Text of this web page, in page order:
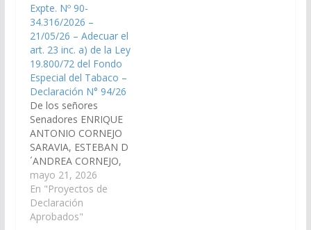
automática y
directamente los
recursos del Fondo
Especial del Tabaco
que la Secretaría de
Agroindustria del
Ministerio de
Producción y Trabajo…
Expte. Nº 90-
34.316/2026 –
21/05/26 – Adecuar el
art. 23 inc. a) de la Ley
19.800/72 del Fondo
Especial del Tabaco –
Declaración N° 94/26
De los señores
Senadores ENRIQUE
ANTONIO CORNEJO
SARAVIA, ESTEBAN D
´ANDREA CORNEJO,
DIEGO EVARISTO
CARI, MANUEL OSCAR
PAILLER, GONZALO
CARO DAVALOS,
mayo 21, 2026
En "Proyectos de
Declaración
Aprobados"